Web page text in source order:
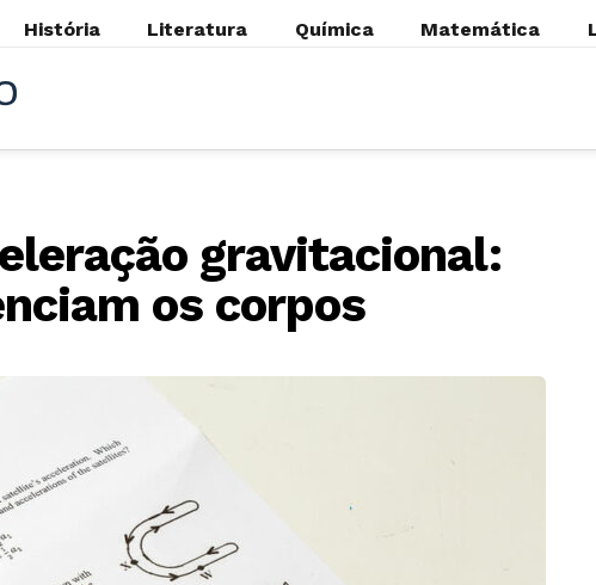
História Literatura Química Matemática
gravitacional:
os corpos